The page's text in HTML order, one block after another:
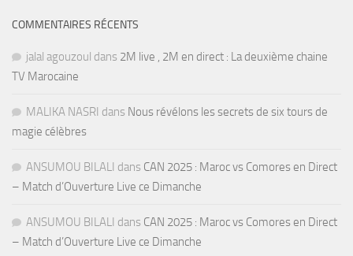
COMMENTAIRES RÉCENTS
jalal agouzoul dans 2M live , 2M en direct : La deuxième chaine
TV Marocaine
MALIKA NASRI dans Nous révélons les secrets de six tours de
magie célèbres
ANSUMOU BILALI dans CAN 2025 : Maroc vs Comores en Direct
– Match d’Ouverture Live ce Dimanche
ANSUMOU BILALI dans CAN 2025 : Maroc vs Comores en Direct
– Match d’Ouverture Live ce Dimanche